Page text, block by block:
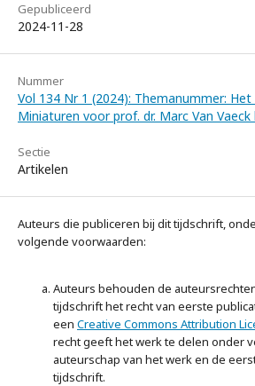
Gepubliceerd
2024-11-28
Nummer
Vol 134 Nr 1 (2024): Themanummer:
Miniaturen voor prof. dr. Marc Van
Sectie
Artikelen
Auteurs die publiceren bij dit tijdschrift,
volgende voorwaarden:
Auteurs behouden de
tijdschrift het recht van eerste
een Creative Commons Attribution
recht geeft het werk te delen onder
auteurschap van het werk en de
tijdschrift.